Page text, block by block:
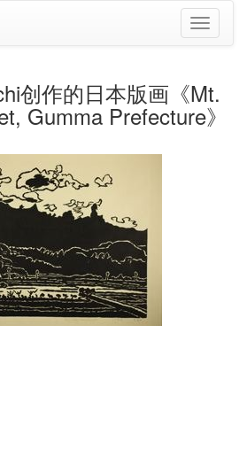
切
换
创作的日本版画《Mt.
Gumma Prefecture》